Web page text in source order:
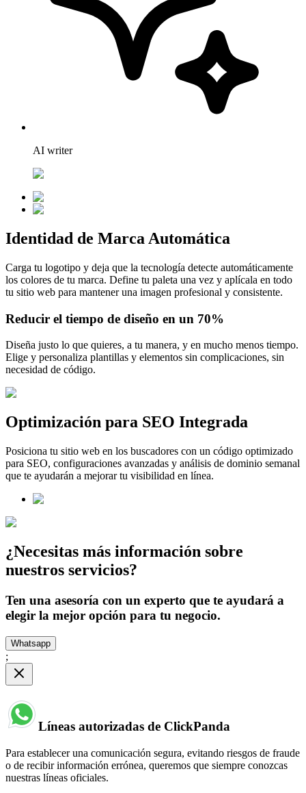
AI writer
Identidad de Marca Automática
Carga tu logotipo y deja que la tecnología detecte automáticamente
los colores de tu marca. Define tu paleta una vez y aplícala en todo
tu sitio web para mantener una imagen profesional y consistente.
Reducir el tiempo de diseño en un 70%
Diseña justo lo que quieres, a tu manera, y en mucho menos tiempo.
Elige y personaliza plantillas y elementos sin complicaciones, sin
necesidad de código.
Optimización para SEO Integrada
Posiciona tu sitio web en los buscadores con un código optimizado
para SEO, configuraciones avanzadas y análisis de dominio semanal
que te ayudarán a mejorar tu visibilidad en línea.
¿Necesitas más información sobre
nuestros servicios?
Ten una asesoría con un experto que te ayudará a
elegir la mejor opción para tu negocio.
Whatsapp
;
Líneas autorizadas de ClickPanda
Para establecer una comunicación segura, evitando riesgos de fraude
o de recibir información errónea, queremos que siempre conozcas
nuestras líneas oficiales.